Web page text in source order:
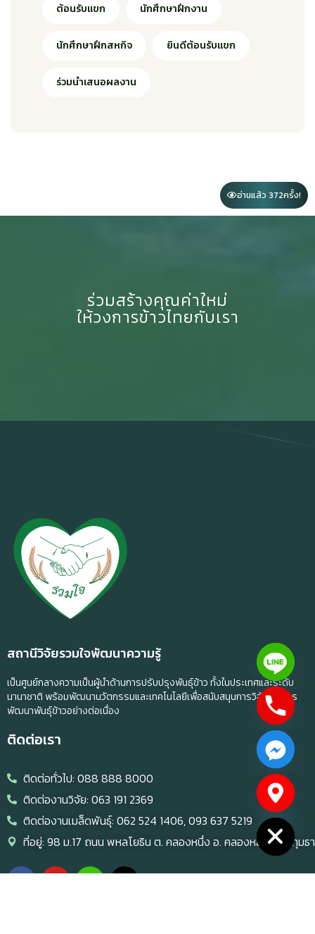
ต้อนรับแขก นักศึกษาฝึกงาน
นักศึกษาฝึกสหกิจ ยินดีต้อนรับแขก
ร่วมนำเสนอผลงาน
อ่านแล้ว 372ครั้ง!
ร่วมสร้างคุณค่าใหม่
ให้วงการข้าวไทยกับเรา
สถานีวิจัยรวมใจพัฒนาความรู้
เป็นศูนย์กลางความเป็นผู้นำด้านการปรับปรุงพันธุ์ข้าว ทั้งในประเทศและระดับ
นานาชาติ พร้อมพัฒนานวัตกรรมและเทคโนโลยีเพื่อสนับสนุนการวิจัยและการ
พัฒนาพันธุ์ข้าวอย่างต่อเนื่อง
ติดต่อเรา
ติดต่อทั่วไป: 088 888 8000
ติดต่องานวิจัย: 063 191 2369
ติดต่องานเมล็ดพันธุ์: 062 524 1406, 093 637 5219
ที่อยู่: 98 ม.17 ถนน พหลโยธิน ต. คลองหนึ่ง อ. คลองหลวง จ.ปทุมธา
Hide
chaty